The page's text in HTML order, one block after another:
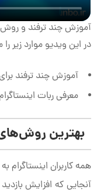
آموزش چند ترفند و روش
در این ویدیو موارد زیر
آموزش چند ترفند
معرفی ربات
بهترین روش‌های
همه کاربران اینستاگرام
آنجایی که افزایش